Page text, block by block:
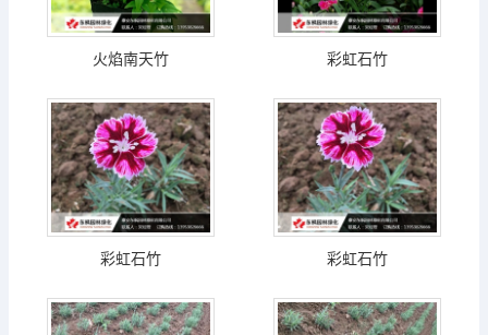
火焰南天竹 彩虹石竹
彩虹石竹 彩虹石竹